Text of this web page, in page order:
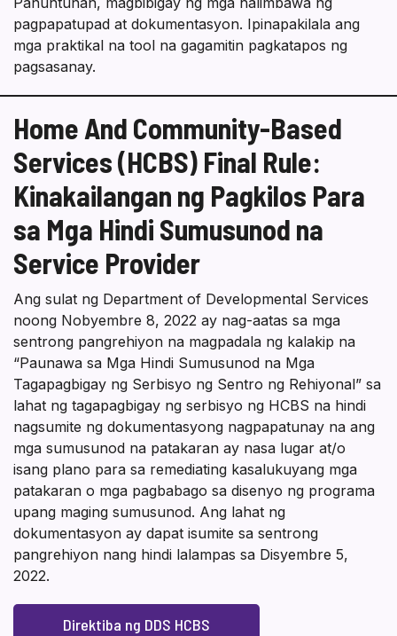
pagpapatupad at dokumentasyon. Ipinapakilala ang
mga praktikal na tool na gagamitin pagkatapos ng
pagsasanay.
Home And Community-Based
Services (HCBS) Final Rule:
Kinakailangan ng Pagkilos Para
sa Mga Hindi Sumusunod na
Service Provider
Ang sulat ng Department of Developmental Services
noong Nobyembre 8, 2022 ay nag-aatas sa mga
sentrong pangrehiyon na magpadala ng kalakip na
“Paunawa sa Mga Hindi Sumusunod na Mga
Tagapagbigay ng Serbisyo ng Sentro ng Rehiyonal” sa
lahat ng tagapagbigay ng serbisyo ng HCBS na hindi
nagsumite ng dokumentasyong nagpapatunay na ang
mga sumusunod na patakaran ay nasa lugar at/o
isang plano para sa remediating kasalukuyang mga
patakaran o mga pagbabago sa disenyo ng programa
upang maging sumusunod. Ang lahat ng
dokumentasyon ay dapat isumite sa sentrong
pangrehiyon nang hindi lalampas sa Disyembre 5,
2022.
Direktiba ng DDS HCBS